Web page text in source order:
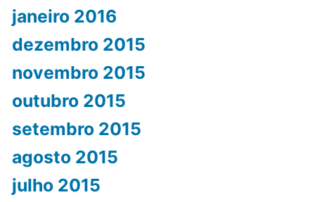
janeiro 2016
dezembro 2015
novembro 2015
outubro 2015
setembro 2015
agosto 2015
julho 2015